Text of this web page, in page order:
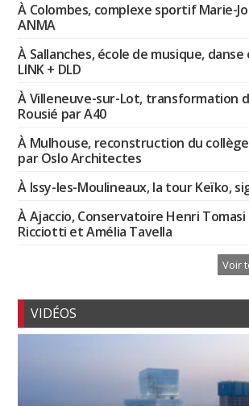
À Colombes, complexe sportif Marie-
ANMA
À Sallanches, école de musique,
LINK + DLD
À Villeneuve-sur-Lot, transformation
Rousié par A40
À Mulhouse, reconstruction du
par Oslo Architectes
À Issy-les-Moulineaux, la tour Keïko,
À Ajaccio, Conservatoire Henri Tomasi
Ricciotti et Amélia Tavella
Voir
VIDÉOS